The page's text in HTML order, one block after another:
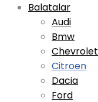
Balatalar
Audi
Bmw
Chevrolet
Citroen
Dacia
Ford